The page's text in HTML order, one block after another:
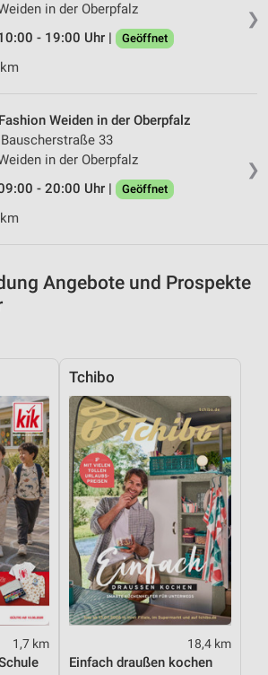
❯
in der Oberpfalz
- 19:00 Uhr |
Geöffnet
❯
Weiden in der Oberpfalz
33
in der Oberpfalz
- 20:00 Uhr |
Geöffnet
Angebote und Prospekte
1,7 km
Tchibo
18,4 km
Einfach draußen kochen
zur Personalisierung
zur Auswahl
von Inhalten
durch Statistiken oder
Daten aus verschiedenen
Daten zur Auswahl von
Standortdaten
aktiv angeforderten